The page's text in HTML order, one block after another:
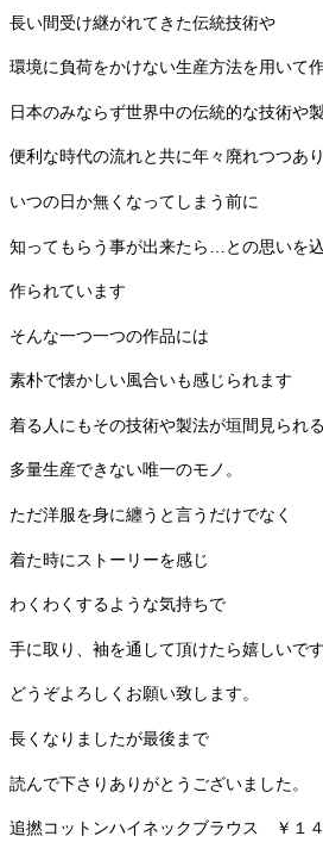
長い間受け継がれてきた伝統技術や
環境に負荷をかけない生産方法を用いて
日本のみならず世界中の伝統的な技術や
便利な時代の流れと共に年々廃れつつあ
いつの日か無くなってしまう前に
知ってもらう事が出来たら…との思いを
作られています
そんな一つ一つの作品には
素朴で懐かしい風合いも感じられます
着る人にもその技術や製法が垣間見られ
多量生産できない唯一のモノ。
ただ洋服を身に纏うと言うだけでなく
着た時にストーリーを感じ
わくわくするような気持ちで
手に取り、袖を通して頂けたら嬉しいです
どうぞよろしくお願い致します。
長くなりましたが最後まで
読んで下さりありがとうございました。
追撚コットンハイネックブラウス ￥１